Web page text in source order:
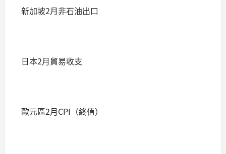
新加坡2月非石油出口
日本2月貿易收支
歐元區2月CPI（終值）